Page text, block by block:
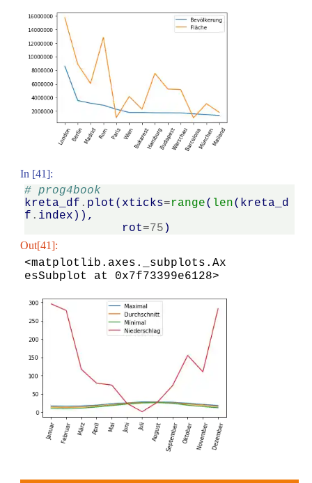
In [41]:
# prog4book
kreta_df . plot ( xticks=range( len( kreta_d
f . index )),
rot= 75 )
Out[41]:
<matplotlib.axes._subplots.Ax
esSubplot at 0x7f73399e6128>